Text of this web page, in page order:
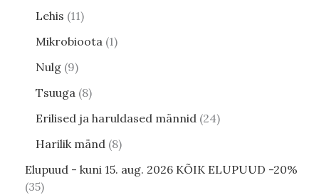
Lehis 11
Mikrobioota 1
Nulg 9
Tsuuga 8
Erilised ja haruldased männid 24
Harilik mänd 8
Elupuud - kuni 15. aug. 2026 KÕIK ELUPUUD -20%
35